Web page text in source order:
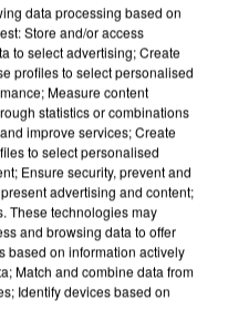
interpellé en
été interpellé
data processing based on
Store and/or access
to select advertising; Create
profiles to select personalised
Measure content
statistics or combinations
improve services; Create
to select personalised
Ensure security, prevent and
advertising and content;
These technologies may
and browsing data to offer
based on information actively
Match and combine data from
Identify devices based on